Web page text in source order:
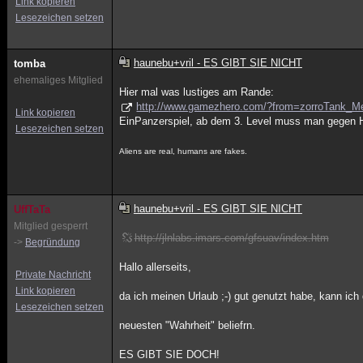
Lesezeichen setzen
tomba
ehemaliges Mitglied
Link kopieren
Lesezeichen setzen
haunebu+vril - ES GIBT SIE NICHT
Hier mal was lustiges am Rande:
http://www.gamezhero.com/
EinPanzerspiel, ab dem 3. Level muss man gegen
Aliens are real, humans are fakes.
UffTaTa
Mitglied gesperrt
-> Begründung
Private Nachricht
Link kopieren
Lesezeichen setzen
haunebu+vril - ES GIBT SIE NICHT
http://jlnlabs.imars.com/gfsuav/index.htm
Hallo allerseits,
da ich meinen Urlaub ;-) gut genutzt habe, kann ich
neuesten "Wahrheit" beliefrn.
ES GIBT SIE DOCH!